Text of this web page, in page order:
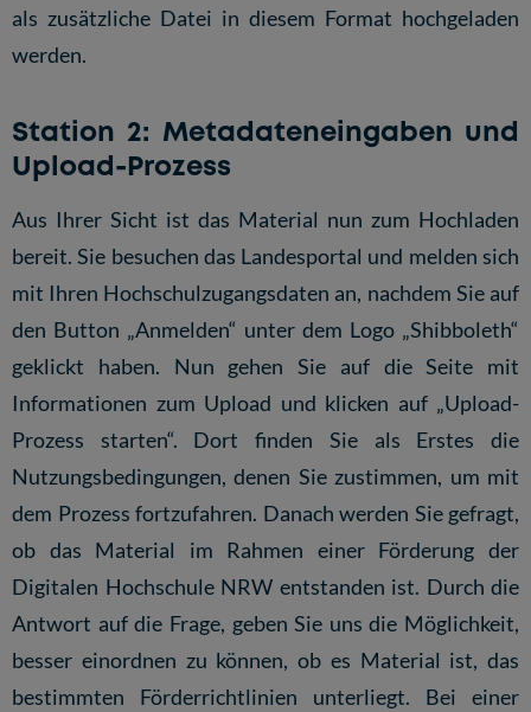
als zusätzliche Datei in diesem Format hochgeladen
werden.
Station 2: Metadateneingaben und
Upload-Prozess
Aus Ihrer Sicht ist das Material nun zum Hochladen
bereit. Sie besuchen das Landesportal und melden sich
mit Ihren Hochschulzugangsdaten an, nachdem Sie auf
den Button „Anmelden“ unter dem Logo „Shibboleth“
geklickt haben. Nun gehen Sie auf dieSeite mit
Informationen zum Upload und klicken auf „Upload-
Prozess starten“. Dort finden Sie als Erstes die
Nutzungsbedingungen, denen Sie zustimmen, um mit
dem Prozess fortzufahren. Danach werden Sie gefragt,
ob das Material im Rahmen einer Förderung der
Digitalen Hochschule NRW entstanden ist. Durch die
Antwort auf die Frage, geben Sie uns die Möglichkeit,
besser einordnen zu können, ob es Material ist, das
bestimmten Förderrichtlinien unterliegt. Bei einer